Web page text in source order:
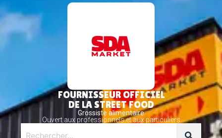
FOURNISSEUR OFFICIEL
DE LA STREET FOOD
Grossiste alimentaire
Ouvert aux professionnels et aux particuliers